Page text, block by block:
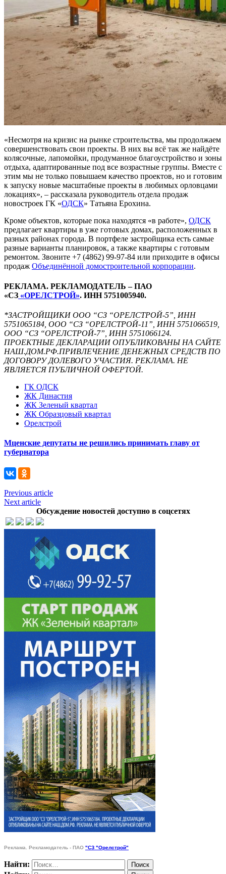
«Несмотря на кризис на рынке строительства, мы продолжаем
совершенствовать свои проекты. В них вы всё так же найдёте
колясочные, лапомойки, продуманное благоустройство и зоны
отдыха, адаптированные под все возрастные группы. Вместе с
этим мы не только повышаем качество проектов, но и готовим
к запуску новые масштабные проекты в любимых орловцами
локациях», – рассказала руководитель отдела продаж
новостроек ГК «ОДСК» Татьяна Ерохина.
Кроме объектов, которые пока находятся «в работе», ОДСК
предлагает квартиры в уже готовых домах, расположенных в
разных районах города. В портфеле застройщика есть самые
разные варианты планировок, а также квартиры с готовым
ремонтом. Звоните +7 (4862) 99-97-84 или приходите в офисы
продаж Объединённой домостроительной корпорации.
РЕКЛАМА. РЕКЛАМОДАТЕЛЬ – ПАО
«СЗ «ОРЕЛСТРОЙ». ИНН 5751005940.
*ЗАСТРОЙЩИКИ ООО “СЗ “ОРЕЛСТРОЙ-5”, ИНН
5751065184, ООО “СЗ “ОРЕЛСТРОЙ-11”, ИНН 5751066519,
ООО “СЗ “ОРЕЛСТРОЙ-7”, ИНН 5751066124.
ПРОЕКТНЫЕ ДЕКЛАРАЦИИ ОПУБЛИКОВАНЫ НА САЙТЕ
НАШ.ДОМ.РФ.ПРИВЛЕЧЕНИЕ ДЕНЕЖНЫХ СРЕДСТВ ПО
ДОГОВОРУ ДОЛЕВОГО УЧАСТИЯ. РЕКЛАМА. НЕ
ЯВЛЯЕТСЯ ПУБЛИЧНОЙ ОФЕРТОЙ.
ГК ОДСК
ЖК Династия
ЖК Зеленый квартал
ЖК Образцовый квартал
Орелстрой
Мценские депутаты не решились принимать главу от
губернатора
Previous article
Next article
Обсуждение новостей доступно в соцсетях
Реклама. Рекламодатель - ПАО "СЗ "Орелстрой"
Найти: